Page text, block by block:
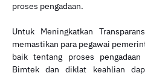
proses pengadaan.
Untuk Meningkatkan
memastikan para pegawai
baik tentang proses
Bimtek dan diklat keahlian